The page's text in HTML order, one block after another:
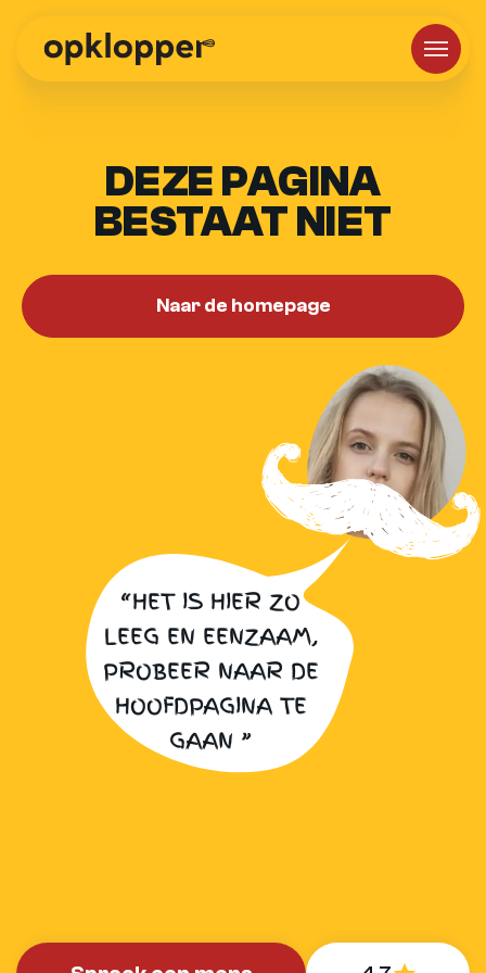
DEZE PAGINA
BESTAAT NIET
“HET IS HIER ZO
LEEG EN EENZAAM,
PROBEER NAAR DE
HOOFDPAGINA TE
GAAN ”
Naar de homepage